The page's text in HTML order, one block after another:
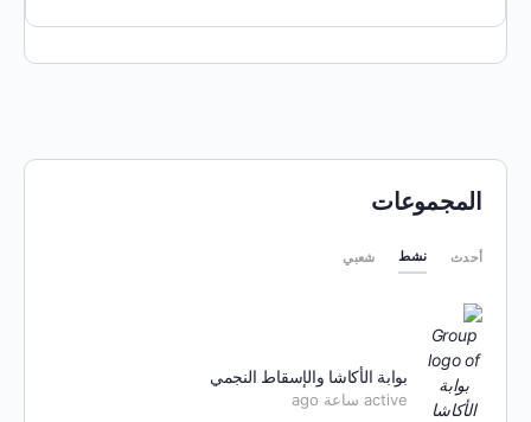
المجموعات
أحدث نشط شعبي
بوابة الأكاشا والإسقاط النجمي
active ساعة ago